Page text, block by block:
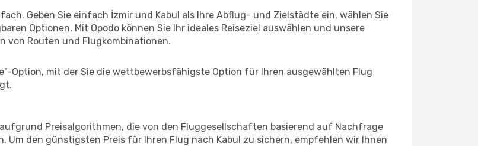
Geben Sie einfach İzmir und Kabul als Ihre Abflug- und Zielstädte ein, wählen Sie
Optionen. Mit Opodo können Sie Ihr ideales Reiseziel auswählen und unsere
von Routen und Flugkombinationen.
Option, mit der Sie die wettbewerbsfähigste Option für Ihren ausgewählten Flug
Preisalgorithmen, die von den Fluggesellschaften basierend auf Nachfrage
den günstigsten Preis für Ihren Flug nach Kabul zu sichern, empfehlen wir Ihnen